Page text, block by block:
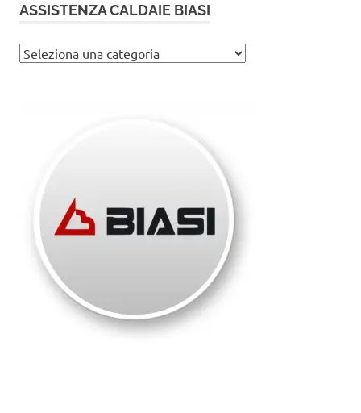
ASSISTENZA CALDAIE BIASI
Assistenza